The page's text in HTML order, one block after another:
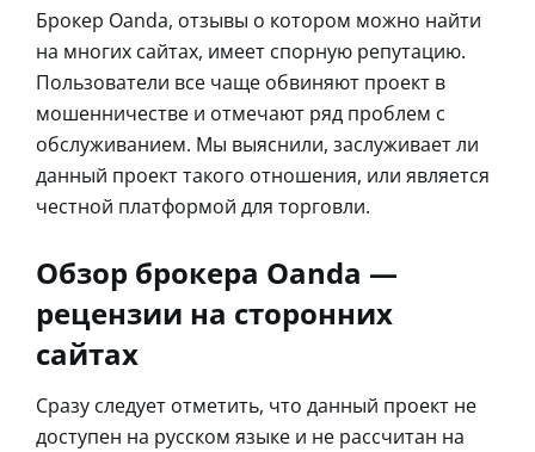
Брокер Oanda, отзывы о котором можно найти
на многих сайтах, имеет спорную репутацию.
Пользователи все чаще обвиняют проект в
мошенничестве и отмечают ряд проблем с
обслуживанием. Мы выяснили, заслуживает ли
данный проект такого отношения, или является
честной платформой для торговли.
Обзор брокера Oanda —
рецензии на сторонних
сайтах
Сразу следует отметить, что данный проект не
доступен на русском языке и не рассчитан на